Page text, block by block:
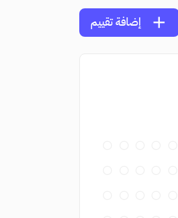
add إضافة تقييم